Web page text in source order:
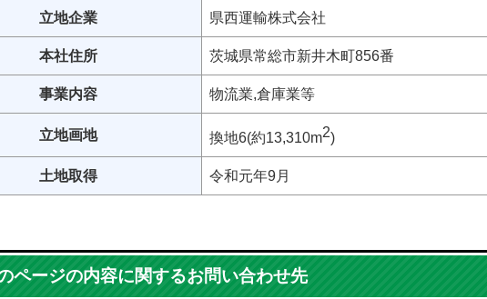
立地企業 県西運輸株式会社
本社住所 茨城県常総市新井木町856番
事業内容 物流業,倉庫業等
立地画地 換地6(約13,310m2)
土地取得 令和元年9月
ページの内容に関するお問い合わせ先